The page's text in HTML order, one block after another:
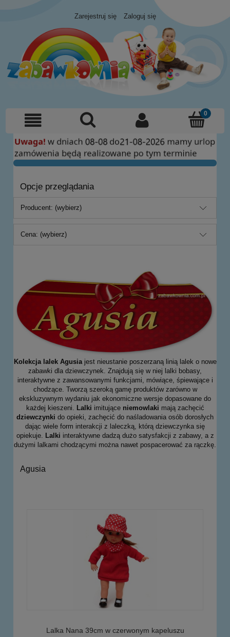
Zarejestruj się Zaloguj się
Opcje przeglądania
Producent: (wybierz)
Cena: (wybierz)
Kolekcja lalek Agusiajest nieustanie poszerzaną linią lalek o nowe
zabawki dla dziewczynek. Znajdują się w niej lalki bobasy,
interaktywne z zawansowanymi funkcjami, mówiące, śpiewające i
chodzące. Tworzą szeroką gamę produktów zarówno w
ekskluzywnym wydaniu jak ekonomiczne wersje dopasowane do
każdej kieszeni. Lalki imitujące niemowlaki mają zachęcić
dziewczynki do opieki, zachęcić do naśladowania osób dorosłych
dając wiele form interakcji z laleczką, którą dziewczynka się
opiekuje. Lalki interaktywne dadzą dużo satysfakcji z zabawy, a z
dużymi lalkami chodzącymi można nawet pospacerować za rączkę.
Agusia
Lalka Nana 39cm w czerwonym kapeluszu